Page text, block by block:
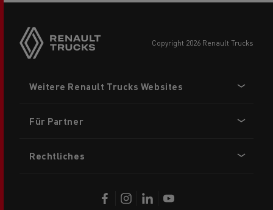
buttons
copyright 2026 Renault Trucks
menu
Weitere Renault Trucks Websites
Für Partner
Rechtliches